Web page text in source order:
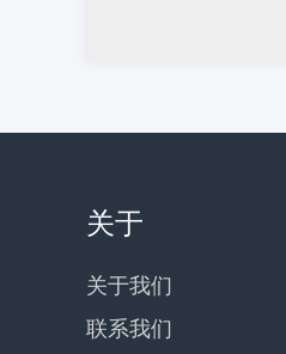
关于
关于我们
联系我们